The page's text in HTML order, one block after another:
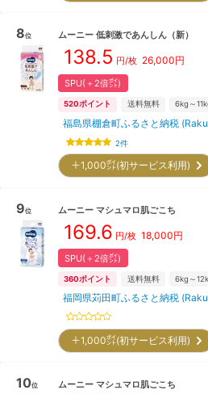
8位 ムーニー 低刺激であんしん （新）
138.5 円/枚 26,000円
SPU(＋2倍㌽)
520ポイント 送料無料 6kg～
福島県棚倉町ふるさと納税
2件
＋1,000㌽(初サービス利用)
9位 ムーニー マシュマロ肌ごこち
169.6 円/枚 18,000円
SPU(＋2倍㌽)
360ポイント 送料無料 6kg～
福岡県苅田町ふるさと納税
＋1,000㌽(初サービス利用)
10位 ムーニー マシュマロ肌ごこち